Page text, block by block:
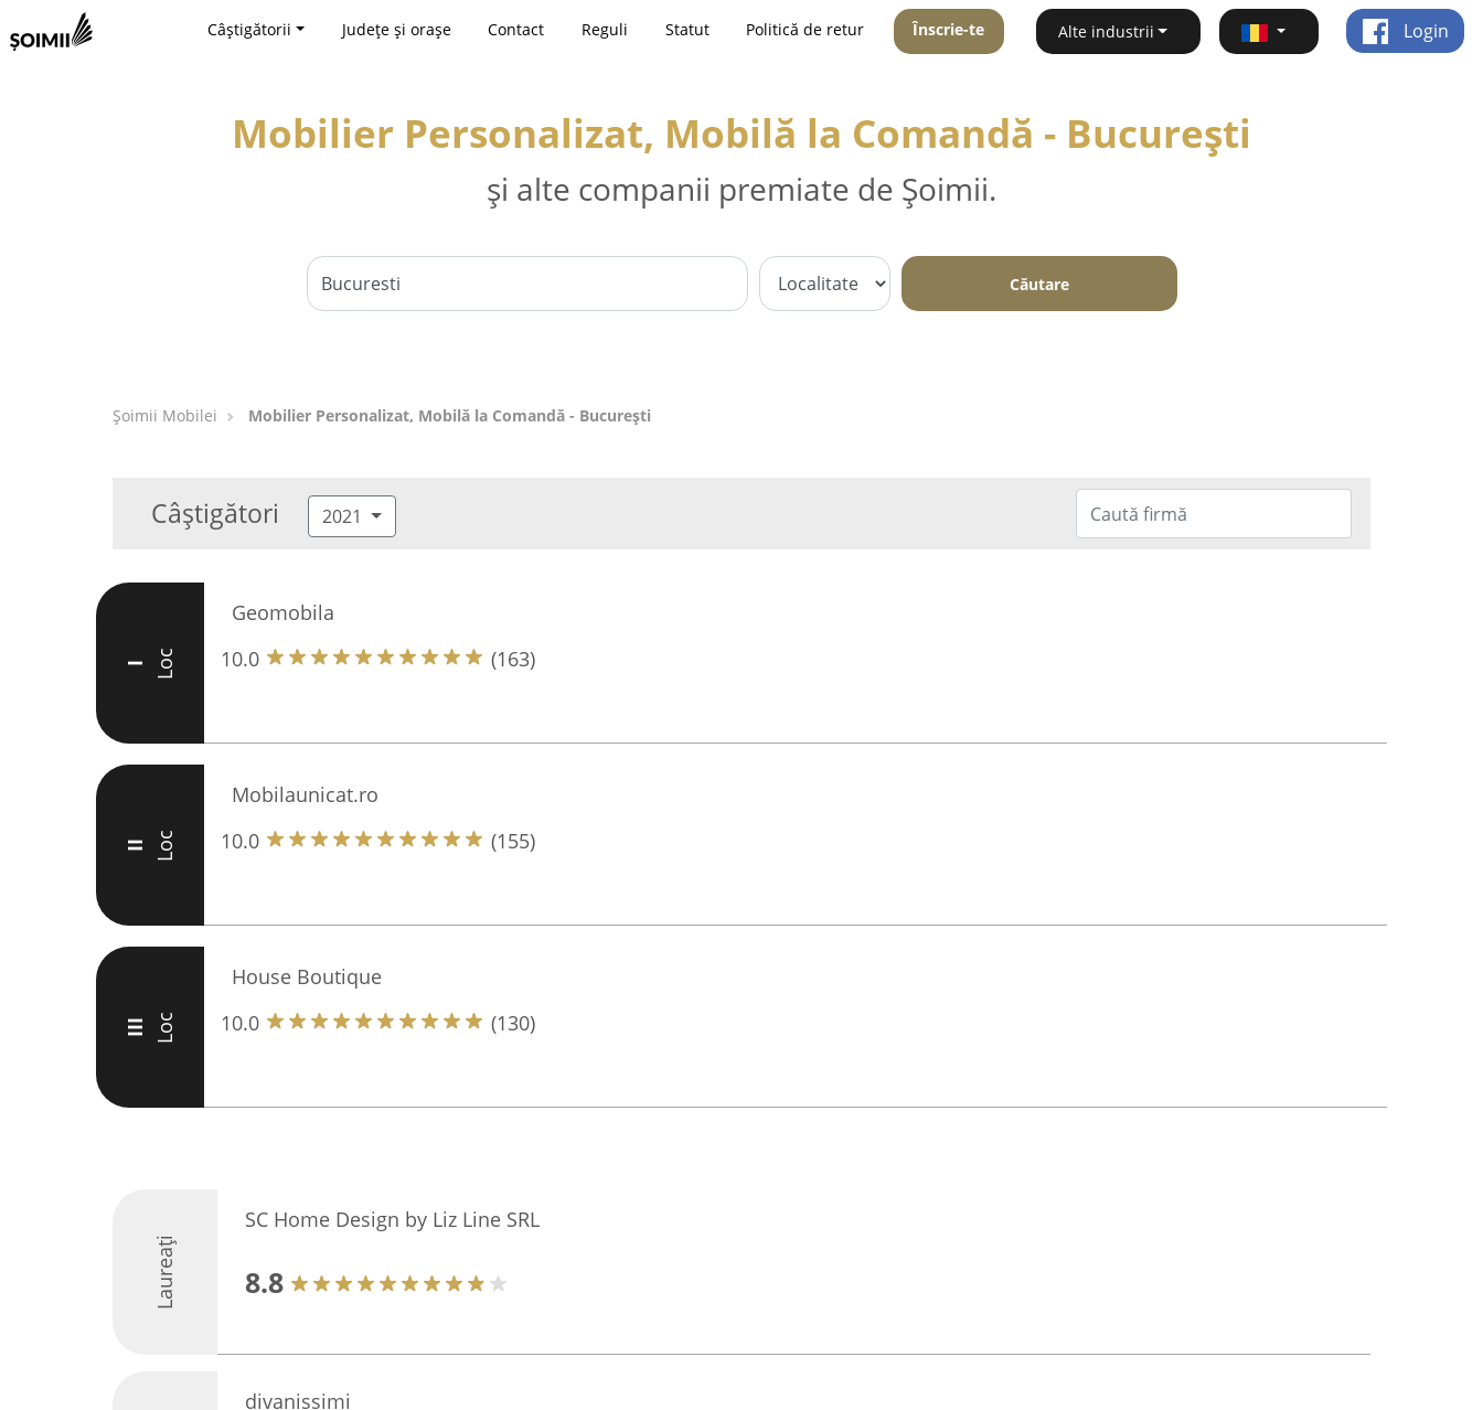
Câștigătorii Județe și orașe Contact Reguli Statut Politică de retur Înscrie-te Alte industrii Login
Mobilier Personalizat, Mobilă la Comandă - Bucureşti
și alte companii premiate de Șoimii.
Căutare
Șoimii Mobilei Mobilier Personalizat, Mobilă la Comandă - Bucureşti
Câștigători 2021
I Loc
Geomobila
10.0
(163)
II Loc
Mobilaunicat.ro
10.0
(155)
III Loc
House Boutique
10.0
(130)
Laureați
SC Home Design by Liz Line SRL
8.8
divanissimi